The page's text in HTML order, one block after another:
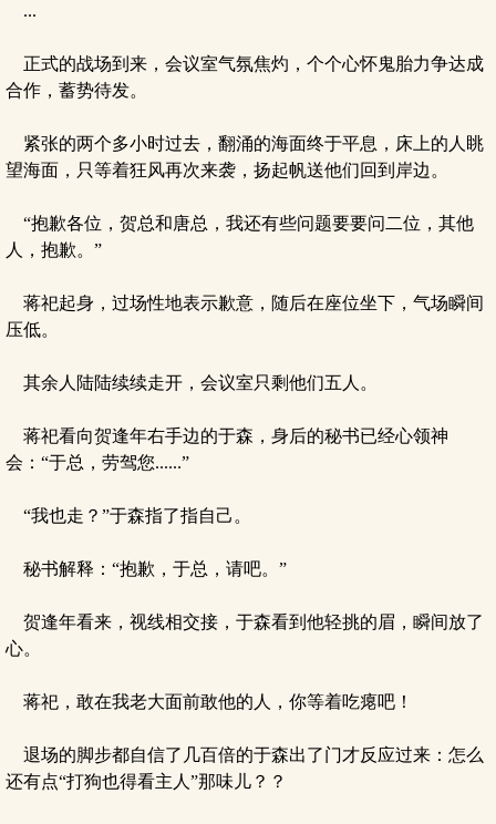
...
正式的战场到来，会议室气氛焦灼，个个心怀鬼胎力争达成
合作，蓄势待发。
紧张的两个多小时过去，翻涌的海面终于平息，床上的人眺
望海面，只等着狂风再次来袭，扬起帆送他们回到岸边。
“抱歉各位，贺总和唐总，我还有些问题要要问二位，其他
人，抱歉。”
蒋祀起身，过场性地表示歉意，随后在座位坐下，气场瞬间
压低。
其余人陆陆续续走开，会议室只剩他们五人。
蒋祀看向贺逢年右手边的于森，身后的秘书已经心领神
会：“于总，劳驾您......”
“我也走？”于森指了指自己。
秘书解释：“抱歉，于总，请吧。”
贺逢年看来，视线相交接，于森看到他轻挑的眉，瞬间放了
心。
蒋祀，敢在我老大面前敢他的人，你等着吃瘪吧！
退场的脚步都自信了几百倍的于森出了门才反应过来：怎么
还有点“打狗也得看主人”那味儿？？